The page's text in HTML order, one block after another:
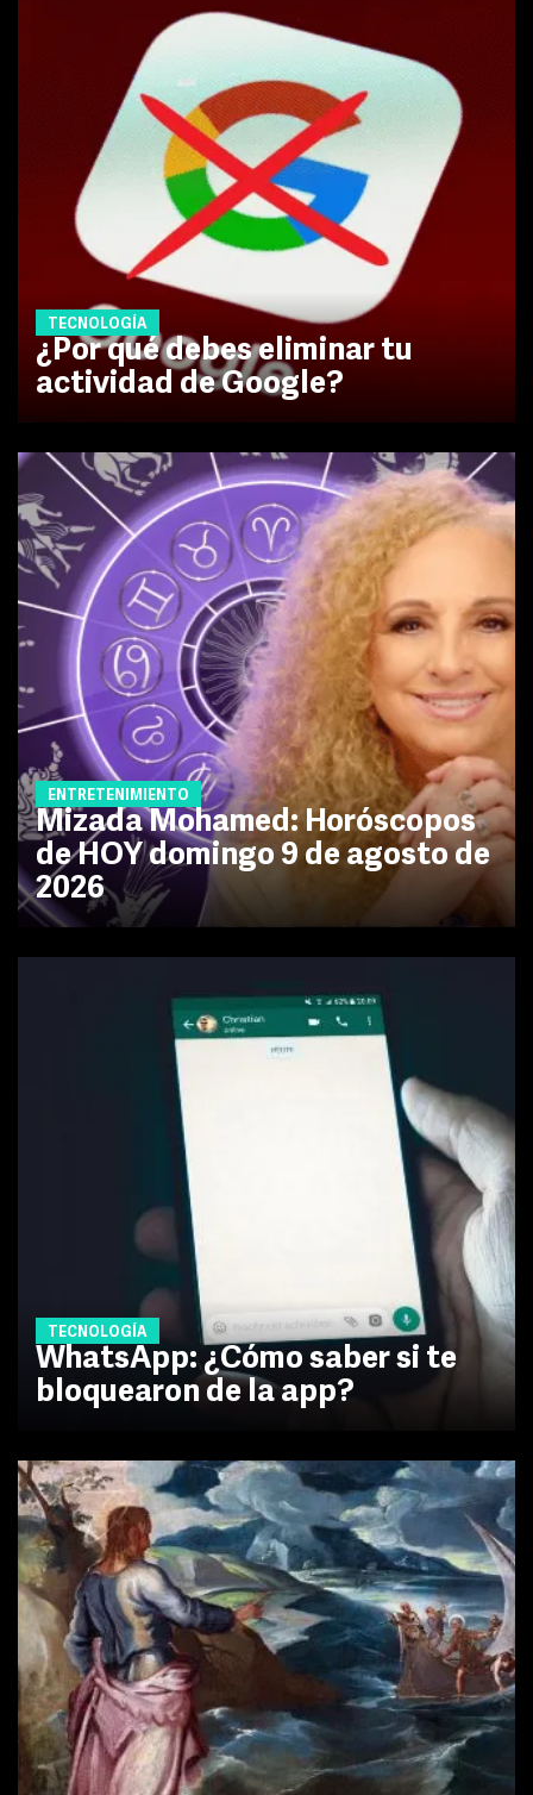
TECNOLOGÍA
¿Por qué debes eliminar tu
actividad de Google?
ENTRETENIMIENTO
Mizada Mohamed: Horóscopos
de HOY domingo 9 de agosto de
2026
TECNOLOGÍA
WhatsApp: ¿Cómo saber si te
bloquearon de la app?